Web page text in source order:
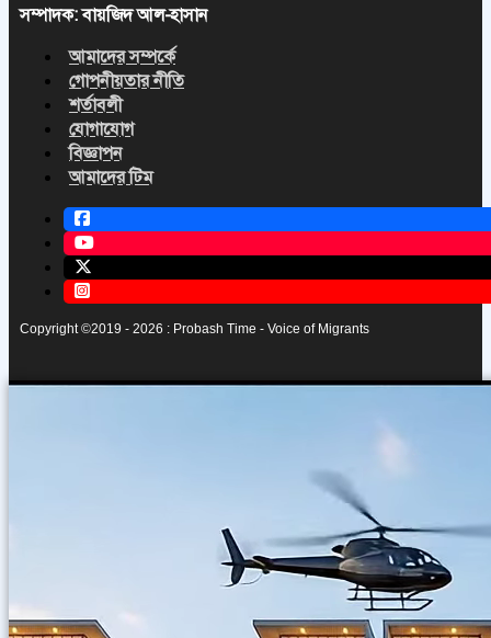
সম্পাদক: বায়জিদ আল-হাসান
আমাদের সম্পর্কে
গোপনীয়তার নীতি
শর্তাবলী
যোগাযোগ
বিজ্ঞাপন
আমাদের টিম
Copyright ©2019 - 2026 : Probash Time - Voice of Migrants